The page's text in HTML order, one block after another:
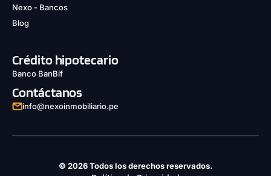
Nexo - Bancos
Blog
Crédito hipotecario
Banco BanBif
Contáctanos
info@nexoinmobiliario.pe
© 2026 Todos los derechos reservados.